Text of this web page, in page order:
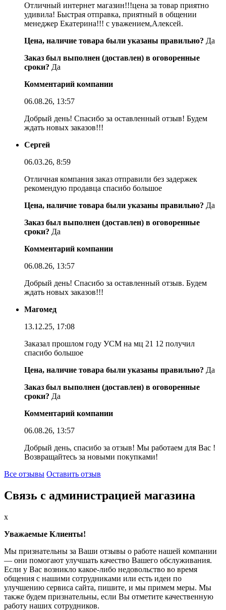
Отличный интернет магазин!!!цена за товар приятно
удивила! Быстрая отправка, приятный в общении
менеджер Екатерина!!! с уважением,Алексей.
Цена, наличие товара были указаны правильно? Да
Заказ был выполнен (доставлен) в оговоренные
сроки? Да
Комментарий компании
06.08.26, 13:57
Добрый день! Спасибо за оставленный отзыв! Будем
ждать новых заказов!!!
Сергей
06.03.26, 8:59
Отличная компания заказ отправили без задержек
рекомендую продавца спасибо большое
Цена, наличие товара были указаны правильно? Да
Заказ был выполнен (доставлен) в оговоренные
сроки? Да
Комментарий компании
06.08.26, 13:57
Добрый день! Спасибо за оставленный отзыв. Будем
ждать новых заказов!!!
Магомед
13.12.25, 17:08
Заказал прошлом году УСМ на мц 21 12 получил
спасибо большое
Цена, наличие товара были указаны правильно? Да
Заказ был выполнен (доставлен) в оговоренные
сроки? Да
Комментарий компании
06.08.26, 13:57
Добрый день, спасибо за отзыв! Мы работаем для Вас !
Возвращайтесь за новыми покупками!
Все отзывы Оставить отзыв
Связь с администрацией магазина
x
Уважаемые Клиенты!
Мы признательны за Ваши отзывы о работе нашей компании
— они помогают улучшать качество Вашего обслуживания.
Если у Вас возникло какое-либо недовольство во время
общения с нашими сотрудниками или есть идеи по
улучшению сервиса сайта, пишите, и мы примем меры. Мы
также будем признательны, если Вы отметите качественную
работу наших сотрудников.